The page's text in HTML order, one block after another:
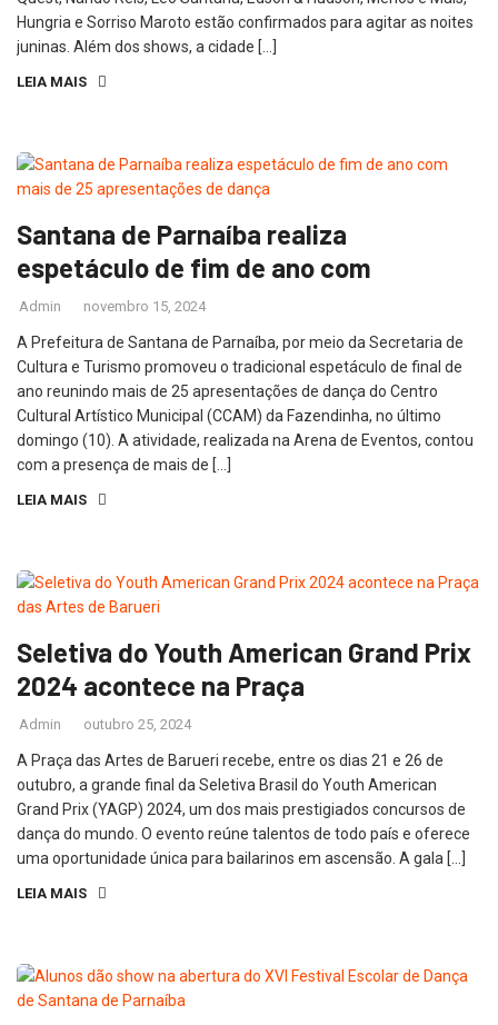
Hungria e Sorriso Maroto estão confirmados para agitar as noites
juninas. Além dos shows, a cidade […]
LEIA MAIS
Santana de Parnaíba realiza
espetáculo de fim de ano com
Admin novembro 15, 2024
A Prefeitura de Santana de Parnaíba, por meio da Secretaria de
Cultura e Turismo promoveu o tradicional espetáculo de final de
ano reunindo mais de 25 apresentações de dança do Centro
Cultural Artístico Municipal (CCAM) da Fazendinha, no último
domingo (10). A atividade, realizada na Arena de Eventos, contou
com a presença de mais de […]
LEIA MAIS
Seletiva do Youth American Grand Prix
2024 acontece na Praça
Admin outubro 25, 2024
A Praça das Artes de Barueri recebe, entre os dias 21 e 26 de
outubro, a grande final da Seletiva Brasil do Youth American
Grand Prix (YAGP) 2024, um dos mais prestigiados concursos de
dança do mundo. O evento reúne talentos de todo país e oferece
uma oportunidade única para bailarinos em ascensão. A gala […]
LEIA MAIS